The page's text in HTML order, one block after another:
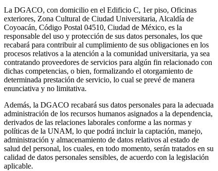
La DGACO, con domicilio en el Edificio C, 1er piso, Oficinas
exteriores, Zona Cultural de Ciudad Universitaria, Alcaldía de
Coyoacán, Código Postal 04510, Ciudad de México, es la
responsable del uso y protección de sus datos personales, los que
recabará para contribuir al cumplimiento de sus obligaciones en los
procesos relativos a la atención a la comunidad universitaria, ya sea
contratando proveedores de servicios para algún fin relacionado con
dichas competencias, o bien, formalizando el otorgamiento de
determinada prestación de servicio, lo cual se prevé de manera
enunciativa y no limitativa.
Además, la DGACO recabará sus datos personales para la adecuada
administración de los recursos humanos asignados a la dependencia,
derivados de las relaciones laborales conforme a las normas y
políticas de la UNAM, lo que podrá incluir la captación, manejo,
administración y almacenamiento de datos relativos al estado de
salud del personal, los cuales, en todo momento, serán tratados en su
calidad de datos personales sensibles, de acuerdo con la legislación
aplicable.